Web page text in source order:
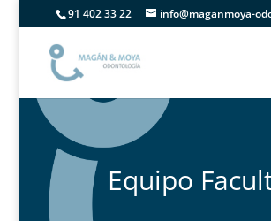
91 402 33 22 info@maganmoya-
Equipo